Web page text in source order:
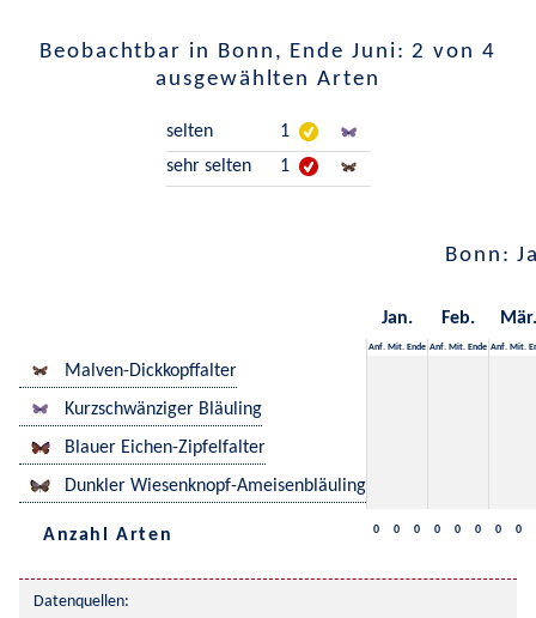
Beobachtbar in Bonn, Ende Juni: 2 von 4
ausgewählten Arten
selten
1
sehr selten
1
Bonn:
Jan. Feb. Mär.
Anf. Mit. Ende Anf. Mit. Ende Anf. Mit.
Malven-Dickkopffalter
Kurzschwänziger Bläuling
Blauer Eichen-Zipfelfalter
Dunkler Wiesenknopf-Ameisenbläuling
Anzahl Arten 0 0 0 0 0 0 0 0
Datenquellen: